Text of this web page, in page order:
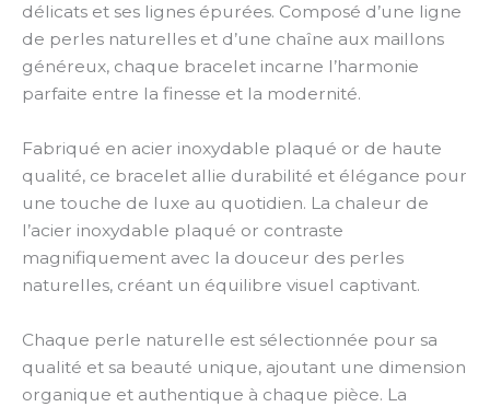
délicats et ses lignes épurées. Composé d’une ligne
de perles naturelles et d’une chaîne aux maillons
généreux, chaque bracelet incarne l’harmonie
parfaite entre la finesse et la modernité.
Fabriqué en acier inoxydable plaqué or de haute
qualité, ce bracelet allie durabilité et élégance pour
une touche de luxe au quotidien. La chaleur de
l’acier inoxydable plaqué or contraste
magnifiquement avec la douceur des perles
naturelles, créant un équilibre visuel captivant.
Chaque perle naturelle est sélectionnée pour sa
qualité et sa beauté unique, ajoutant une dimension
organique et authentique à chaque pièce. La